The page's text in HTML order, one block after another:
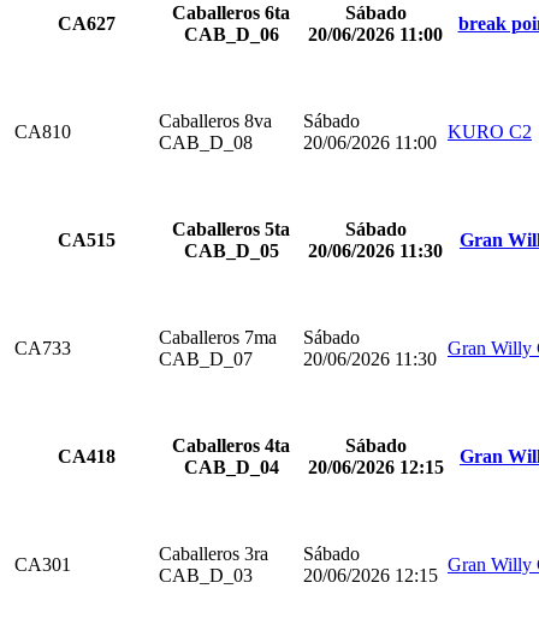
CA627
Caballeros 6ta
CAB_D_06
Sábado
20/06/2026 11:00
break
CA810
Caballeros 8va
CAB_D_08
Sábado
20/06/2026 11:00
KURO C2
CA515
Caballeros 5ta
CAB_D_05
Sábado
20/06/2026 11:30
Gran
CA733
Caballeros 7ma
CAB_D_07
Sábado
20/06/2026 11:30
Gran Willy
CA418
Caballeros 4ta
CAB_D_04
Sábado
20/06/2026 12:15
Gran
CA301
Caballeros 3ra
CAB_D_03
Sábado
20/06/2026 12:15
Gran Willy